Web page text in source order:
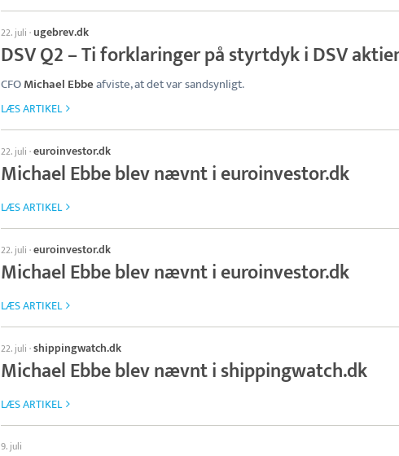
22. juli · ugebrev.dk
DSV Q2 – Ti forklaringer på styrtdyk i DSV
CFOMichael Ebbeafviste, at det var sandsynligt.
LÆS ARTIKEL
22. juli ·euroinvestor.dk
Michael Ebbe blev nævnt i euroinvestor.dk
LÆS ARTIKEL
22. juli ·euroinvestor.dk
Michael Ebbe blev nævnt i euroinvestor.dk
LÆS ARTIKEL
22. juli ·shippingwatch.dk
Michael Ebbe blev nævnt i shippingwatch.dk
LÆS ARTIKEL
9. juli